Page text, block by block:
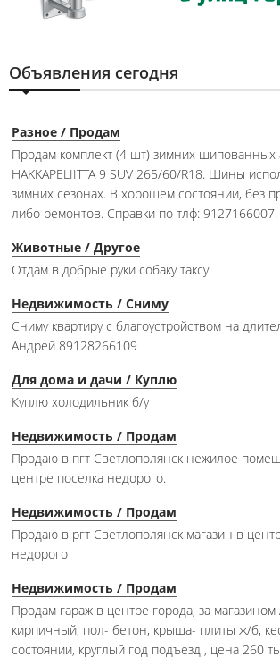
Объявления сегодня
Разное / Продам
Продам комплект (4 шт) зимних шипованных
HAKKAPELIITTA 9 SUV 265/60/R18. Шины
зимних сезонах. В хорошем состоянии, без
либо ремонтов. Справки по тлф: 9127166007.
Животные / Другое
Отдам в добрые руки собаку таксу
Недвижимость / Сниму
Сниму квартиру с благоустройством на
Андрей 89128266109
Для дома и дачи / Куплю
Куплю холодильник б/у
Недвижимость / Продам
Продаю в пгт Светлополянск нежилое
центре поселка недорого.
Недвижимость / Продам
Продаю в ргт Светлополянск магазин в
недорого
Недвижимость / Продам
Продам гараж в центре города, за
кирпичный, пол- бетон, крыша- плиты ж/б,
состоянии, круглый год подъезд , цена 260